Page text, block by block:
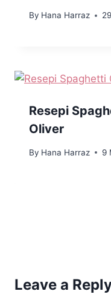
By Hana Harraz
Resepi
Oliver
By Hana Harraz 9
Leave a